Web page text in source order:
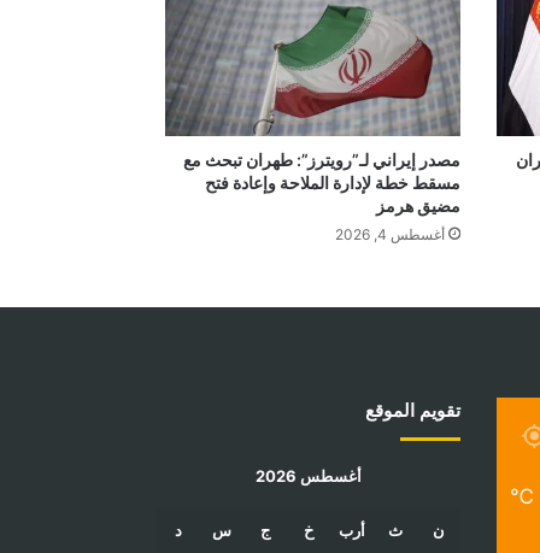
مصدر إيراني لـ”رويترز”: طهران تبحث مع
مسقط خطة لإدارة الملاحة وإعادة فتح
مضيق هرمز
أغسطس 4, 2026
℃
تقويم الموقع
أغسطس 2026
ن ث أرب خ ج س د